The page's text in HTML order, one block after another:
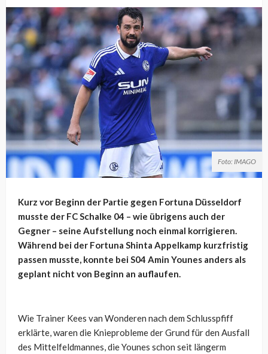
Foto: IMAGO
Kurz vor Beginn der Partie gegen Fortuna Düsseldorf
musste der FC Schalke 04 – wie übrigens auch der
Gegner – seine Aufstellung noch einmal korrigieren.
Während bei der Fortuna Shinta Appelkamp kurzfristig
passen musste, konnte bei S04 Amin Younes anders als
geplant nicht von Beginn an auflaufen.
Wie Trainer Kees van Wonderen nach dem Schlusspfiff
erklärte, waren die Knieprobleme der Grund für den Ausfall
des Mittelfeldmannes, die Younes schon seit längerm